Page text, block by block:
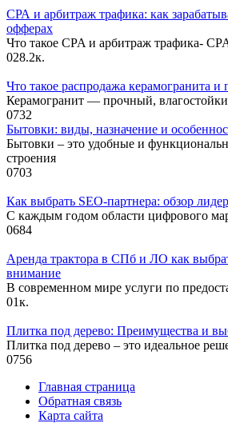
СРА и арбитраж трафика: как
офферах
Что такое CPA и арбитраж трафика-
028.2к.
Что такое распродажа керамогранита
Керамогранит — прочный,
0732
Бытовки: виды, назначение и
Бытовки – это удобные и
строения
0703
Как выбрать SEO-партнера: обзор
С каждым годом области цифрового
0684
Аренда трактора в СПб и ЛО как
внимание
В современном мире услуги по
01к.
Плитка под дерево: Преимущества и
Плитка под дерево – это идеальное
0756
Главная страница
Обратная связь
Карта сайта